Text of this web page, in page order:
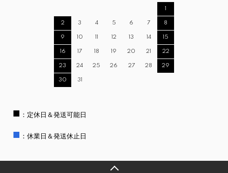
1
2 3 4 5 6 7 8
9 10 11 12 13 14 15
16 17 18 19 20 21 22
23 24 25 26 27 28 29
30 31
■ ：定休日＆発送可能日
■ ：休業日＆発送休止日